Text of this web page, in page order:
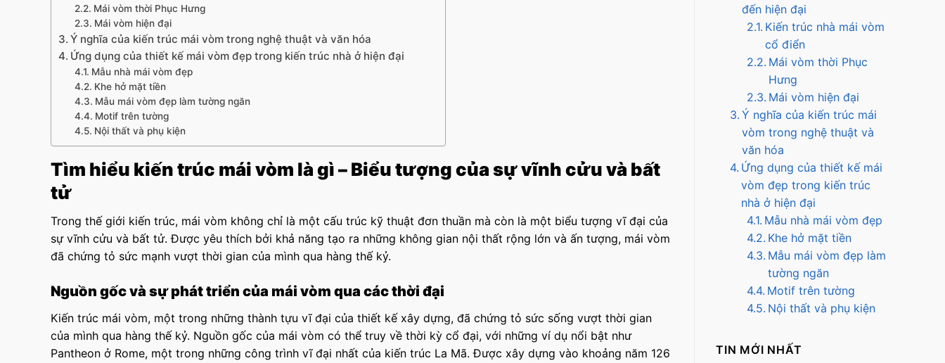
Mái vòm thời Phục Hưng
Mái vòm hiện đại
Ý nghĩa của kiến trúc mái vòm trong nghệ thuật và văn hóa
Ứng dụng của thiết kế mái vòm đẹp trong kiến trúc nhà ở hiện đại
Mẫu nhà mái vòm đẹp
Khe hở mặt tiền
Mẫu mái vòm đẹp làm tường ngăn
Motif trên tường
Nội thất và phụ kiện
Tìm hiểu kiến trúc mái vòm là gì – Biểu tượng của sự vĩnh cửu và bất
tử
Trong thế giới kiến trúc, mái vòm không chỉ là một cấu trúc kỹ thuật đơn thuần mà còn là một biểu tượng vĩ đại của
sự vĩnh cửu và bất tử. Được yêu thích bởi khả năng tạo ra những không gian nội thất rộng lớn và ấn tượng, mái vòm
đã chứng tỏ sức mạnh vượt thời gian của mình qua hàng thế kỷ.
Nguồn gốc và sự phát triển của mái vòm qua các thời đại
Kiến trúc mái vòm, một trong những thành tựu vĩ đại của thiết kế xây dựng, đã chứng tỏ sức sống vượt thời gian
của mình qua hàng thế kỷ. Nguồn gốc của mái vòm có thể truy về thời kỳ cổ đại, với những ví dụ nổi bật như
Pantheon ở Rome, một trong những công trình vĩ đại nhất của kiến trúc La Mã. Được xây dựng vào khoảng năm 126
đến hiện đại
Kiến trúc nhà mái vòm
cổ điển
Mái vòm thời Phục
Hưng
Mái vòm hiện đại
Ý nghĩa của kiến trúc mái
vòm trong nghệ thuật và
văn hóa
Ứng dụng của thiết kế mái
vòm đẹp trong kiến trúc
nhà ở hiện đại
Mẫu nhà mái vòm đẹp
Khe hở mặt tiền
Mẫu mái vòm đẹp làm
tường ngăn
Motif trên tường
Nội thất và phụ kiện
TIN MỚI NHẤT